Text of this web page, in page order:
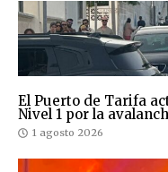
El Puerto de Tarifa
Nivel 1 por la
1 agosto 2026